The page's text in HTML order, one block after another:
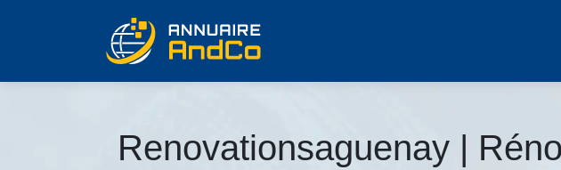
Renovation­sague­nay |